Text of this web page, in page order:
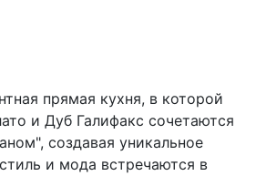
прямая кухня, в которой
и Дуб Галифакс сочетаются
создавая уникальное
и мода встречаются в